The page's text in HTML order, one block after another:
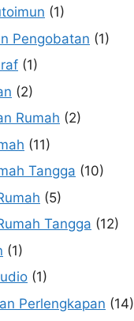
(1)
Pengobatan (1)
(1)
(2)
Rumah (2)
(11)
Tangga (10)
(5)
Tangga (12)
(1)
(1)
Perlengkapan (14)